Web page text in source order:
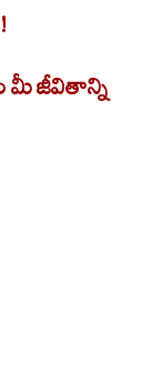
మీ జీవితాన్ని